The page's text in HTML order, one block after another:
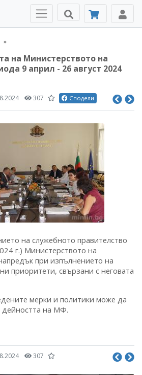
на Министерството на
9 април - 26 август 2024
307 Сподели
на служебното правителство
г.) Министерството на
при изпълнението на
приоритети, свързани с неговата
мерки и политики може да
дейността на МФ.
307